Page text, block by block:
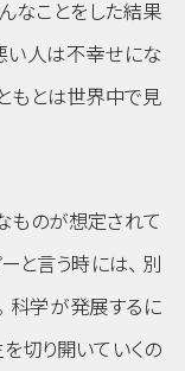
なことをした結果
い人は不幸せにな
もとは世界中で見
ものが想定されて
と言う時には、 別
科学が発展するに
切り開いていくの